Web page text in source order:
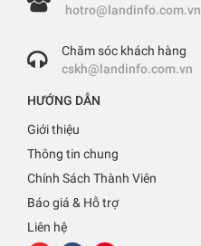
hotro@landinfo.com.vn
Chăm sóc khách hàng
cskh@landinfo.com.vn
HƯỚNG DẪN
Giới thiệu
Thông tin chung
Chính Sách Thành Viên
Báo giá & Hỗ trợ
Liên hệ